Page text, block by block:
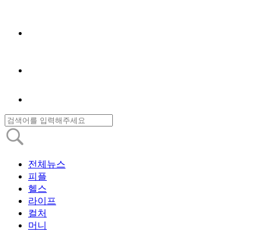
전체뉴스
피플
헬스
라이프
컬처
머니